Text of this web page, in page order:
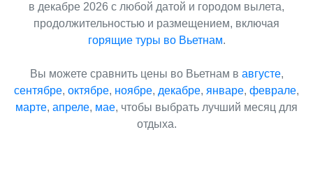
в декабре 2026 с любой датой и городом вылета,
продолжительностью и размещением, включая
горящие туры во Вьетнам.
Вы можете сравнить цены во Вьетнам в августе,
сентябре, октябре, ноябре, декабре, январе, феврале,
марте, апреле, мае, чтобы выбрать лучший месяц для
отдыха.